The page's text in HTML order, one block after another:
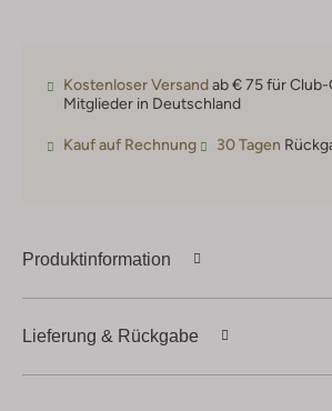
Kostenloser Versandab € 75 für
Mitglieder in Deutschland
Kauf auf Rechnung 30 Tagen
Produktinformation
Lieferung & Rückgabe